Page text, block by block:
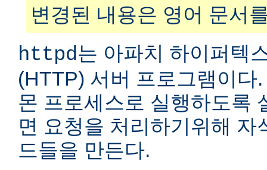
변경된 내용은 영어 문서
httpd는 아파치 하이퍼텍
(HTTP) 서버 프로그램이다
몬 프로세스로 실행하도록
면 요청을 처리하기위해 자
드들을 만든다.